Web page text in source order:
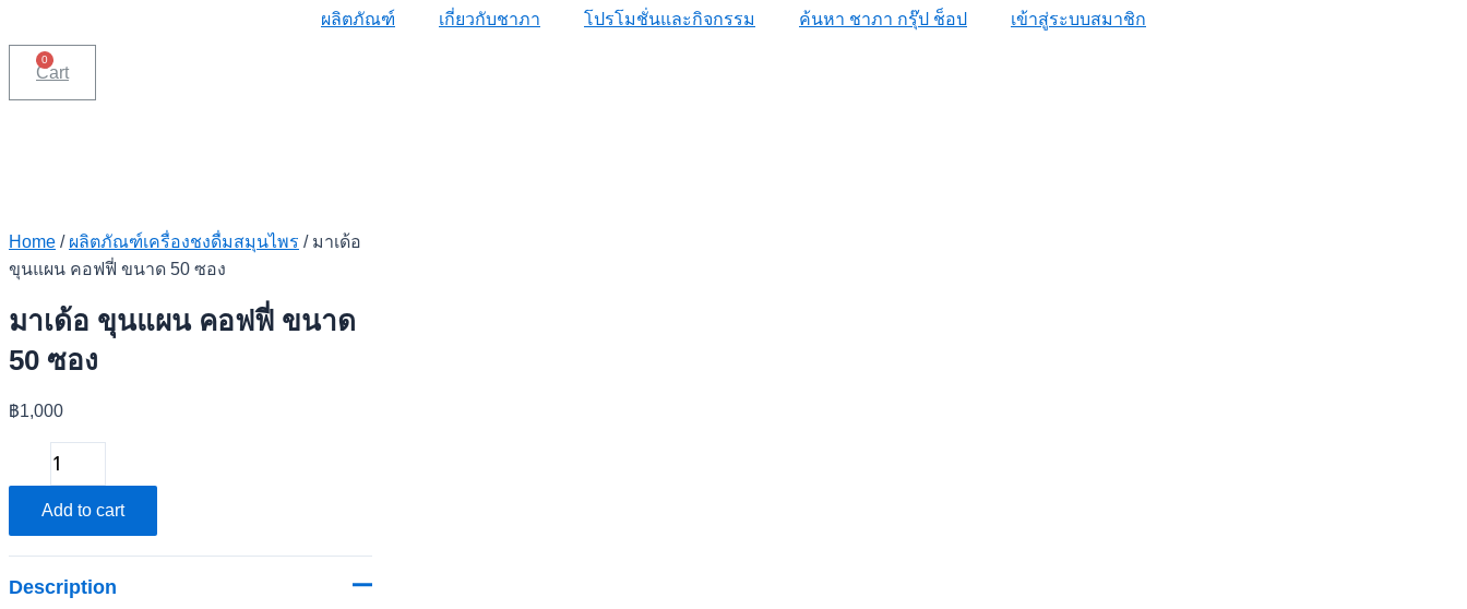
ผลิตภัณฑ์ เกี่ยวกับชาภา โปรโมชั่นและกิจกรรม ค้นหา ชาภา กรุ๊ป ช็อป เข้าสู่ระบบสมาชิก
0
Cart
Home / ผลิตภัณฑ์เครื่องชงดื่มสมุนไพร / มาเด้อ
ขุนแผน คอฟฟี่ ขนาด 50 ซอง
มาเด้อ ขุนแผน คอฟฟี่ ขนาด
50 ซอง
฿1,000
เด้อ
ขุนแผน
คอฟ
ขนาด
Add to cart
Description